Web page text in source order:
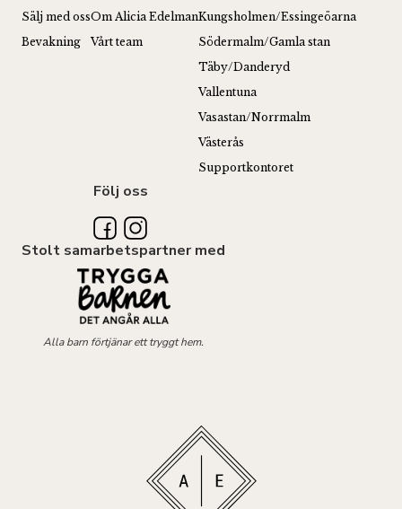
Sälj med oss
Bevakning
Om Alicia Edelman
Vårt team
Kungsholmen/Essingeöarna
Södermalm/Gamla stan
Täby/Danderyd
Vallentuna
Vasastan/Norrmalm
Västerås
Supportkontoret
Följ oss
Stolt samarbetspartner med
Alla barn förtjänar ett tryggt hem.